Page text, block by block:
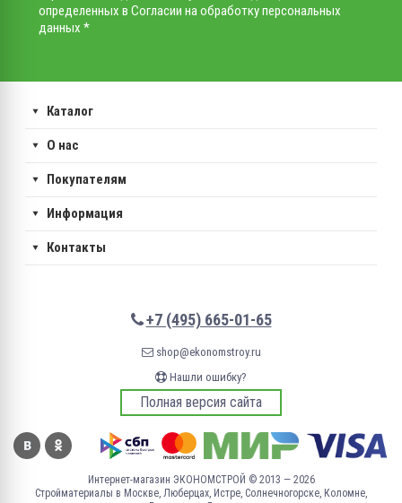
определенных в Согласии на обработку персональных
данных *
Каталог
О нас
Покупателям
Информация
Контакты
+7 (495) 665-01-65
shop@ekonomstroy.ru
Нашли ошибку?
Полная версия сайта
Интернет-магазин ЭКОНОМСТРОЙ © 2013 — 2026
Стройматериалы в Москве, Люберцах, Истре, Солнечногорске, Коломне,